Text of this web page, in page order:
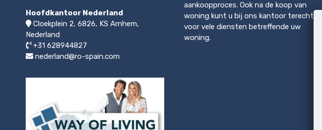
Hoofdkantoor Nederland
Cloekplein 2, 6826, KS Arnhem,
Nederland
+31 628944827
nederland@ro-spain.com
aankoopproces. Ook na de koop van
woning kunt u bij ons kantoor terecht
voor vele diensten betreffende uw
woning.